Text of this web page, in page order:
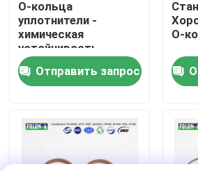
контактные данные
Новости
Все случаи
резиновые колцеобразные
О-кольца
уплотнители -
химическая
устойчивость
Отличная
температура -20 до
+180°C Высокая
Отправить запрос
О-